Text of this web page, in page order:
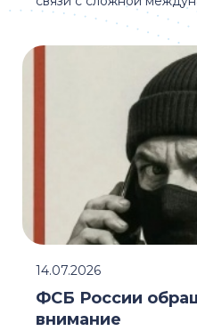
ФСБ России
внимание
14.07.2026